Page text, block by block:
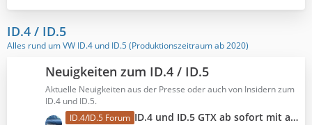
e
e
i
r
ä
g
e
ID.4 / ID.5
Alles rund um VW ID.4 und ID.5 (Produktionszeitraum ab 2020)
Neuigkeiten zum ID.4 / ID.5
Aktuelle Neuigkeiten aus der Presse oder auch von Insidern zum
ID.4 und ID.5.
L
ID.4/ID.5 Forum ID.4 und ID.5 GTX ab sofort mit aufgewerteter Serienausstattung